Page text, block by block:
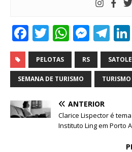
F
a
c
e
b
o
T
w
it
te
W
h
at
s
A
p
p
M
e
ss
e
n
g
e
T
el
e
g
m
PELOTAS RS
SEMANA DE TURISMO TURISMO
ANTERIOR
Clarice Lispector é
Instituto Ling em Porto